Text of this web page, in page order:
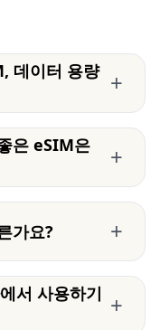
데이터 용량 +
은 eSIM은
+
가요? +
서 사용하기 +